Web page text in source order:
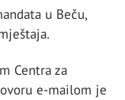
u Beču,
Centra za
e-mailom je